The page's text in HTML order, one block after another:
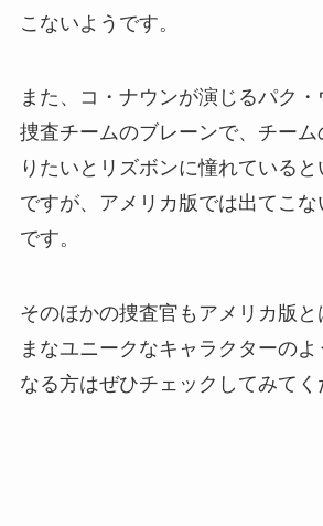
こないようです。
また、コ・ナウンが演じるパク・
捜査チームのブレーンで、チー
りたいとリズボンに憧れていると
ですが、アメリカ版では出てこ
です。
そのほかの捜査官もアメリカ版
まなユニークなキャラクターの
なる方はぜひチェックしてみてく